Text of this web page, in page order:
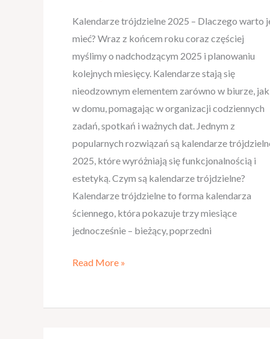
Kalendarze trójdzielne 2025 – Dlaczego warto
mieć? Wraz z końcem roku coraz częściej
myślimy o nadchodzącym 2025 i planowaniu
kolejnych miesięcy. Kalendarze stają się
nieodzownym elementem zarówno w biurze,
w domu, pomagając w organizacji codziennych
zadań, spotkań i ważnych dat. Jednym z
popularnych rozwiązań są kalendarze
2025, które wyróżniają się funkcjonalnością i
estetyką. Czym są kalendarze trójdzielne?
Kalendarze trójdzielne to forma kalendarza
ściennego, która pokazuje trzy miesiące
jednocześnie – bieżący, poprzedni
Read More »